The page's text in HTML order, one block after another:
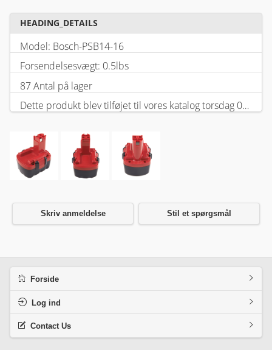
HEADING_DETAILS
Model: Bosch-PSB14-16
Forsendelsesvægt: 0.5lbs
87 Antal på lager
Dette produkt blev tilføjet til vores katalog torsdag 05 februar, 2026.
Skriv anmeldelse Stil et spørgsmål
Forside
Log ind
Contact Us